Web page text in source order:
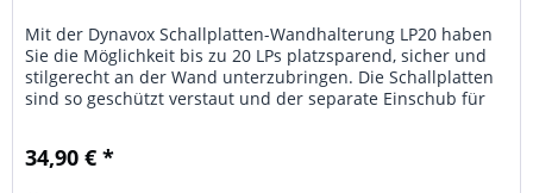
Mit der Dynavox Schallplatten-Wandhalterung LP20 haben
Sie die Möglichkeit bis zu 20 LPs platzsparend, sicher und
stilgerecht an der Wand unterzubringen. Die Schallplatten
sind so geschützt verstaut und der separate Einschub für
34,90 € *